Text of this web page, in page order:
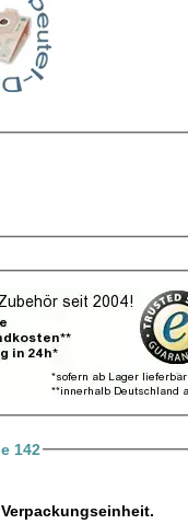
142
Staubbeutel A10 pro Verpackungseinheit.